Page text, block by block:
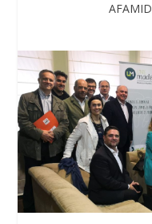
AFAMID